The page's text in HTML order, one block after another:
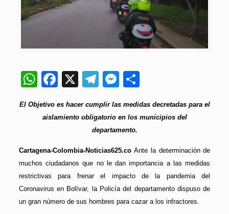
WhatsApp
Facebook
X Telegram
Messenger
El Objetivo es hacer cumplir las medidas decretadas para el
aislamiento obligatorio en los municipios del
departamento.
Cartagena-Colombia-Noticias625.coAnte la determinación de
muchos ciudadanos que no le dan importancia a las medidas
restrictivas para frenar el impacto de la pandemia del
Coronavirus en Bolívar, la Policía del departamento dispuso de
un gran número de sus hombres para cazar a los infractores.